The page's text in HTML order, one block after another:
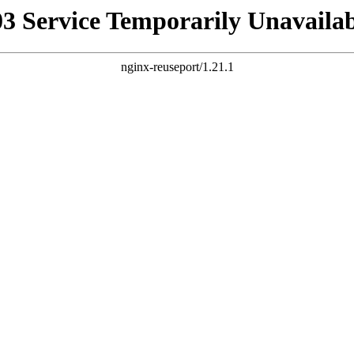
Service Temporarily
nginx-reuseport/1.21.1